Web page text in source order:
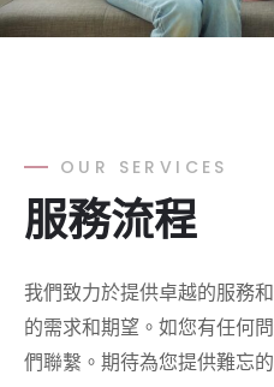
OUR SERVICES
服務流程
我們致力於提供卓越的服務
的需求和期望。如您有任何
們聯繫。期待為您提供難忘